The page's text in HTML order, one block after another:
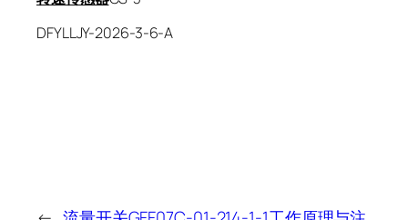
DFYLLJY-2026-3-6-A